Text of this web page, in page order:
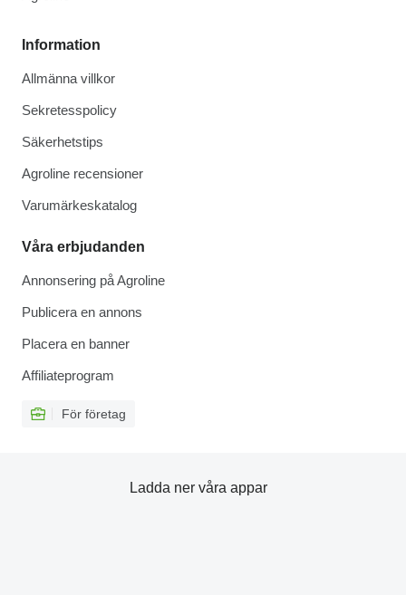
Information
Allmänna villkor
Sekretesspolicy
Säkerhetstips
Agroline recensioner
Varumärkeskatalog
Våra erbjudanden
Annonsering på Agroline
Publicera en annons
Placera en banner
Affiliateprogram
För företag
Ladda ner våra appar